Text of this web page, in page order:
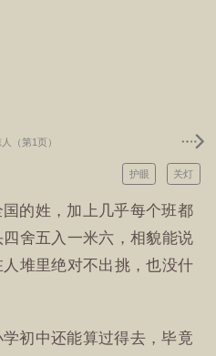
（第1页）
关灯
护眼
的姓，加上几乎每个班都
舍五入一米六，相貌能说
堆里绝对不出挑，也没什
初中还能算过得去，毕竟